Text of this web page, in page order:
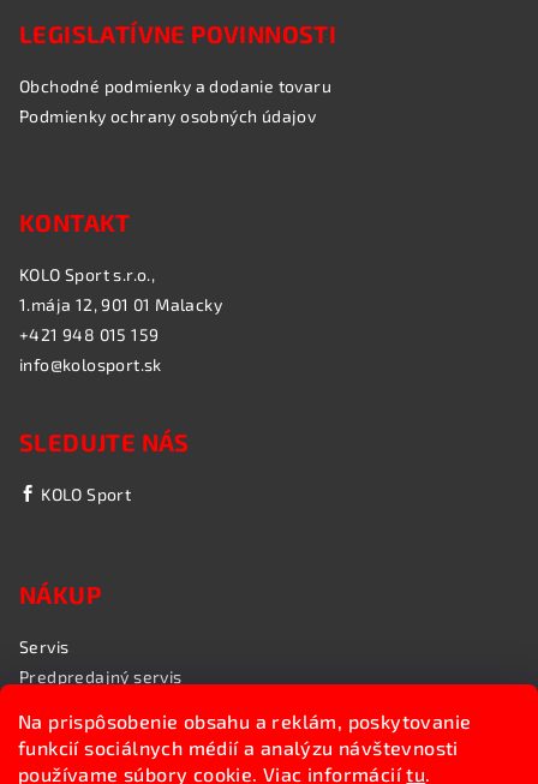
Na prispôsobenie obsahu a reklám, poskytovanie
funkcií sociálnych médií a analýzu návštevnosti
používame súbory cookie. Viac informáciítu.
LEGISLATÍVNE POVINNOSTI
Obchodné podmienky a dodanie tovaru
Podmienky ochrany osobných údajov
KONTAKT
KOLO Sport s.r.o.,
1.mája 12, 901 01 Malacky
+421 948 015 159
info@kolosport.sk
SLEDUJTE NÁS
KOLO Sport
NÁKUP
Servis
Predpredajný servis
Rozvoz bicyklov
Poradenstvo